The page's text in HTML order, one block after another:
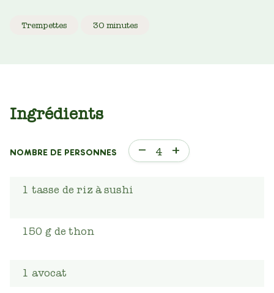
Trempettes 30 minutes
Ingrédients
NOMBRE DE PERSONNES – 4 +
1 tasse de riz à sushi
150 g de thon
1 avocat